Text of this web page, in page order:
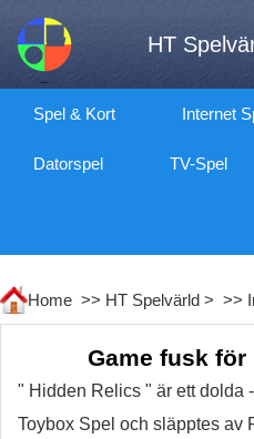
HT
Spel & Kort Internet
Datorspel TV-Spel
Home >> HT Spelvärld > >>
Game fusk för
" Hidden Relics " är ett dolda
Toybox Spel och släpptes av